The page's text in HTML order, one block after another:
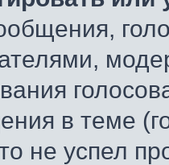
в теме
не успел